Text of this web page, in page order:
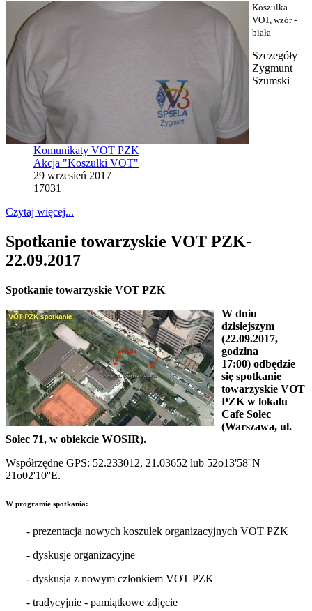
Koszulka
VOT, wzór -
biała
Szczegóły
Zygmunt
Szumski
Komunikaty VOT PZK
Akcja "Koszulki VOT"
29 wrzesień 2017
17031
Czytaj więcej...
Spotkanie towarzyskie VOT PZK-
22.09.2017
Spotkanie towarzyskie VOT PZK
W dniu
dzisiejszym
(22.09.2017,
godzina
17:00) odbędzie
się spotkanie
towarzyskie VOT
PZK w lokalu
Cafe Solec
(Warszawa, ul.
Solec 71, w obiekcie WOSIR).
Współrzędne GPS: 52.233012, 21.03652 lub 52o13'58''N
21o02'10''E.
W programie spotkania:
- prezentacja nowych koszulek organizacyjnych VOT PZK
- dyskusje organizacyjne
- dyskusja z nowym członkiem VOT PZK
- tradycyjnie - pamiątkowe zdjęcie